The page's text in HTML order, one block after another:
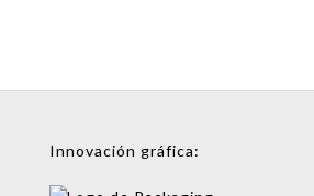
Innovación gráfica: